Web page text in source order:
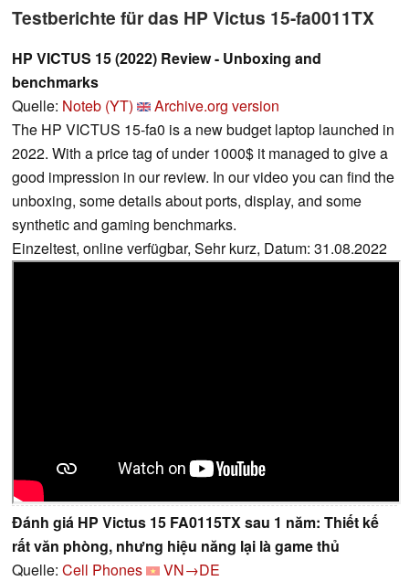
Testberichte für das HP Victus 15-fa0011TX
HP VICTUS 15 (2022) Review - Unboxing and
benchmarks
Quelle: Noteb (YT)
Archive.org version
The HP VICTUS 15-fa0 is a new budget laptop launched in
2022. With a price tag of under 1000$ it managed to give a
good impression in our review. In our video you can find the
unboxing, some details about ports, display, and some
synthetic and gaming benchmarks.
Einzeltest, online verfügbar, Sehr kurz, Datum: 31.08.2022
Đánh giá HP Victus 15 FA0115TX sau 1 năm: Thiết kế
rất văn phòng, nhưng hiệu năng lại là game thủ
Quelle: Cell Phones
VN→DE